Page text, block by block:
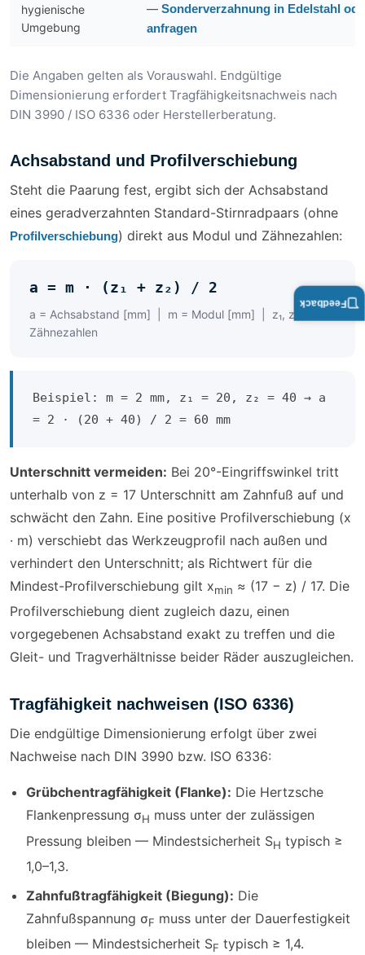
hygienische
Umgebung
— Sonderverzahnung in Edelstahl
anfragen
Die Angaben gelten als Vorauswahl. Endgültige
Dimensionierung erfordert Tragfähigkeitsnachweis nach
DIN 3990 / ISO 6336 oder Herstellerberatung.
Achsabstand und Profilverschiebung
Steht die Paarung fest, ergibt sich der Achsabstand
eines geradverzahnten Standard-Stirnradpaars (ohne
Profilverschiebung) direkt aus Modul und Zähnezahlen:
a = m · (z₁ + z₂) / 2
a = Achsabstand [mm] | m = Modul [mm] | z₁, z₂ =
Zähnezahlen
Beispiel: m = 2 mm, z₁ = 20, z₂ = 40 → a
= 2 · (20 + 40) / 2 = 60 mm
Unterschnitt vermeiden: Bei 20°-Eingriffswinkel tritt
unterhalb von z = 17 Unterschnitt am Zahnfuß auf und
schwächt den Zahn. Eine positive Profilverschiebung (x
· m) verschiebt das Werkzeugprofil nach außen und
verhindert den Unterschnitt; als Richtwert für die
Mindest-Profilverschiebung gilt xmin ≈ (17 − z) / 17. Die
Profilverschiebung dient zugleich dazu, einen
vorgegebenen Achsabstand exakt zu treffen und die
Gleit- und Tragverhältnisse beider Räder auszugleichen.
Tragfähigkeit nachweisen (ISO 6336)
Die endgültige Dimensionierung erfolgt über zwei
Nachweise nach DIN 3990 bzw. ISO 6336:
Grübchentragfähigkeit (Flanke): Die Hertzsche
Flankenpressung σH muss unter der zulässigen
Pressung bleiben — Mindestsicherheit SH typisch ≥
1,0–1,3.
Zahnfußtragfähigkeit (Biegung): Die
Zahnfußspannung σF muss unter der Dauerfestigkeit
bleiben — Mindestsicherheit SF typisch ≥ 1,4.
Feedback